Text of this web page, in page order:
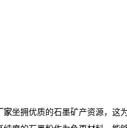
家坐拥优质的石墨矿产资源，这